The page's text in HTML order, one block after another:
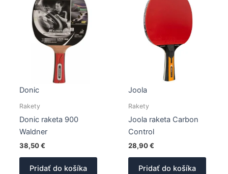
Donic
Rakety
Donic raketa 900
Waldner
38,50€
Pridať do košíka
Joola
Rakety
Joola raketa Carbon
Control
28,90€
Pridať do košíka